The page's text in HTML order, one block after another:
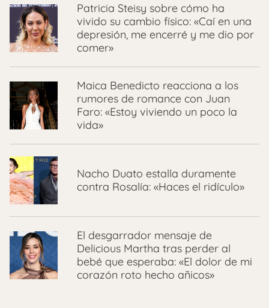
Patricia Steisy sobre cómo ha
vivido su cambio físico: «Caí en una
depresión, me encerré y me dio por
comer»
Maica Benedicto reacciona a los
rumores de romance con Juan
Faro: «Estoy viviendo un poco la
vida»
Nacho Duato estalla duramente
contra Rosalía: «Haces el ridículo»
El desgarrador mensaje de
Delicious Martha tras perder al
bebé que esperaba: «El dolor de mi
corazón roto hecho añicos»